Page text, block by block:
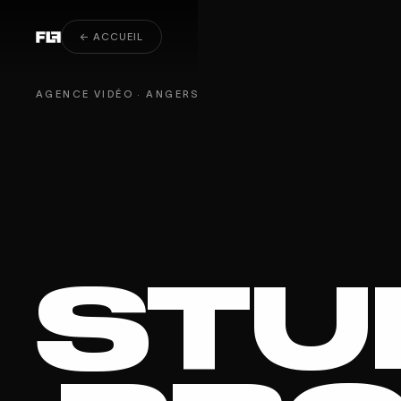
← ACCUEIL
AGENCE VIDÉO · ANGERS